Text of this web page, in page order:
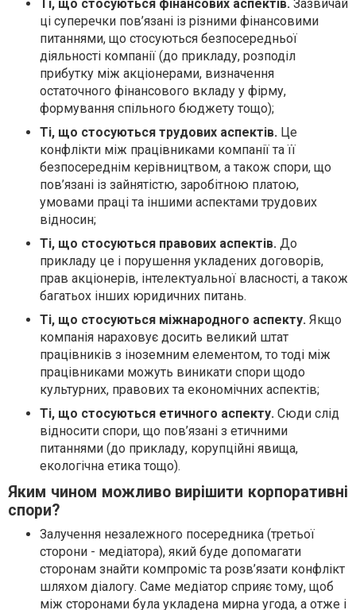
Ті, що стосуються фінансових аспектів. Зазвичай
ці суперечки пов’язані із різними фінансовими
питаннями, що стосуються безпосередньої
діяльності компанії (до прикладу, розподіл
прибутку між акціонерами, визначення
остаточного фінансового вкладу у фірму,
формування спільного бюджету тощо);
Ті, що стосуються трудових аспектів. Це
конфлікти між працівниками компанії та її
безпосереднім керівництвом, а також спори, що
пов’язані із зайнятістю, заробітною платою,
умовами праці та іншими аспектами трудових
відносин;
Ті, що стосуються правових аспектів. До
прикладу це і порушення укладених договорів,
прав акціонерів, інтелектуальної власності, а також
багатьох інших юридичних питань.
Ті, що стосуються міжнародного аспекту. Якщо
компанія нараховує досить великий штат
працівників з іноземним елементом, то тоді між
працівниками можуть виникати спори щодо
культурних, правових та економічних аспектів;
Ті, що стосуються етичного аспекту. Сюди слід
відносити спори, що пов’язані з етичними
питаннями (до прикладу, корупційні явища,
екологічна етика тощо).
Яким чином можливо вирішити корпоративні
спори?
Залучення незалежного посередника (третьої
сторони - медіатора), який буде допомагати
сторонам знайти компроміс та розв’язати конфлікт
шляхом діалогу. Саме медіатор сприяє тому, щоб
між сторонами була укладена мирна угода, а отже і